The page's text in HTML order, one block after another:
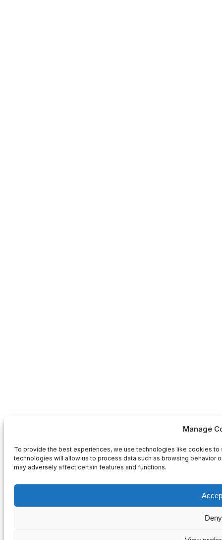
Manage
To provide the best experiences, we use technologies like cookies
technologies will allow us to process data such as browsing behavior
may adversely affect certain features and functions.
Deny